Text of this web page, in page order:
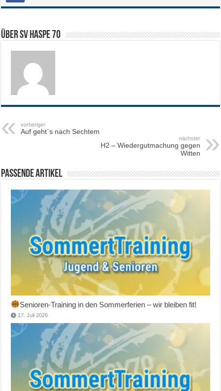
Über SV HASPE 70
vorheriger
Auf geht`s nach Sechtem
nächster
H2 – Wiedergutmachung gegen
Witten
Passende Artikel
Senioren-Training in den Sommerferien – wir bleiben fit!
17. Juli 2026